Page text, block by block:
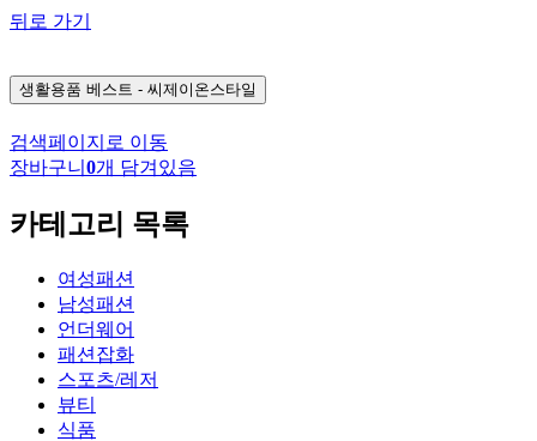
뒤로 가기
생활용품 베스트 - 씨제이온스타일
검색페이지로 이동
장바구니 0개 담겨있음
카테고리 목록
여성패션
남성패션
언더웨어
패션잡화
스포츠/레저
뷰티
식품